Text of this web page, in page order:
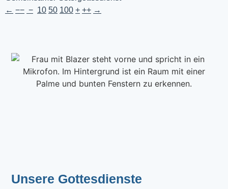
← −− − 10 50 100 + ++ →
Unsere Gottesdienste